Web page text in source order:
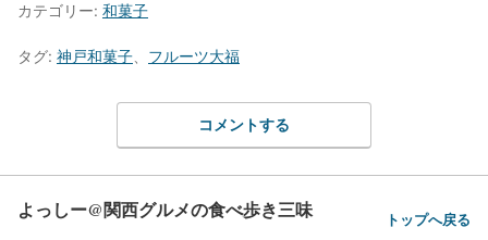
カテゴリー: 和菓子
タグ: 神戸和菓子 フルーツ大福
コメントする
よっしー@関西グルメの食べ歩き三味 トップへ戻る